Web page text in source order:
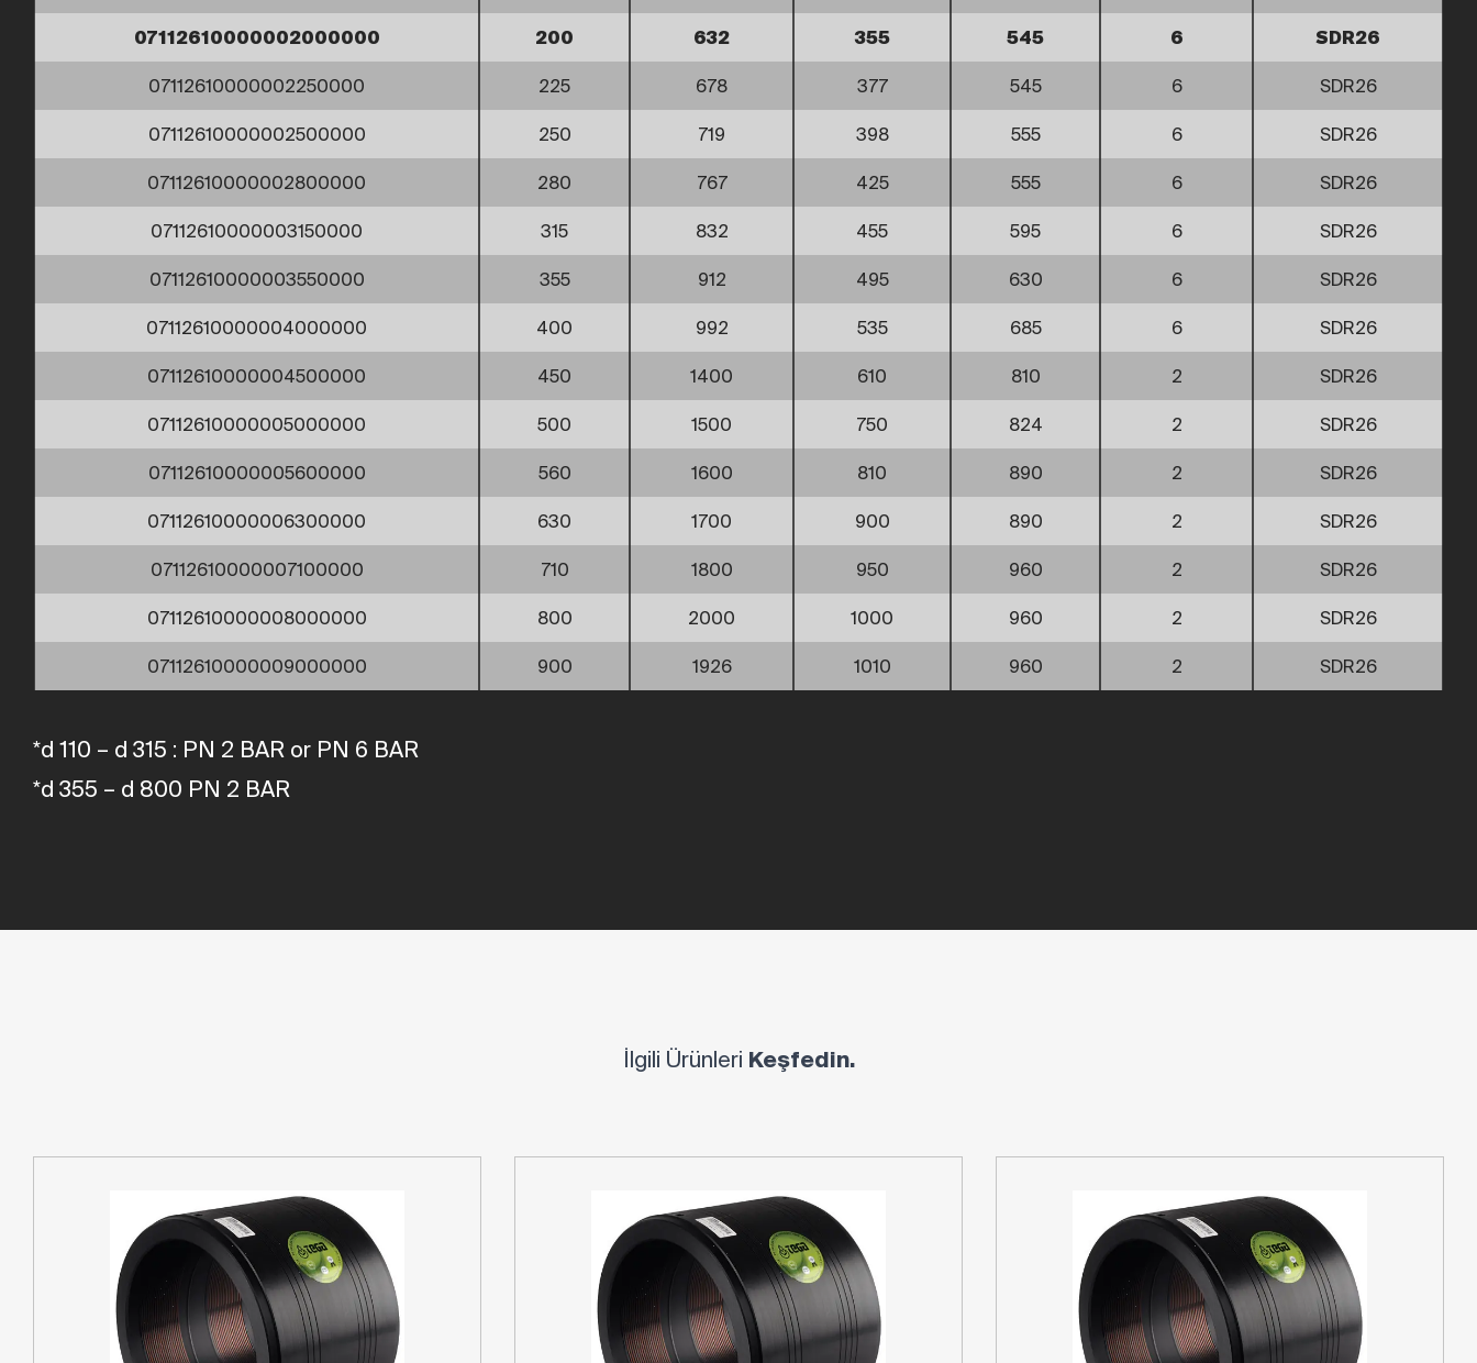
07112610000002000000 200 632 355 545 6 SDR26
07112610000002250000 225 678 377 545 6 SDR26
07112610000002500000 250 719 398 555 6 SDR26
07112610000002800000 280 767 425 555 6 SDR26
07112610000003150000 315 832 455 595 6 SDR26
07112610000003550000 355 912 495 630 6 SDR26
07112610000004000000 400 992 535 685 6 SDR26
07112610000004500000 450 1400 610 810 2 SDR26
07112610000005000000 500 1500 750 824 2 SDR26
07112610000005600000 560 1600 810 890 2 SDR26
07112610000006300000 630 1700 900 890 2 SDR26
07112610000007100000 710 1800 950 960 2 SDR26
07112610000008000000 800 2000 1000 960 2 SDR26
07112610000009000000 900 1926 1010 960 2 SDR26
*d 110 – d 315 : PN 2 BAR or PN 6 BAR
*d 355 – d 800 PN 2 BAR
İlgili Ürünleri Keşfedin.